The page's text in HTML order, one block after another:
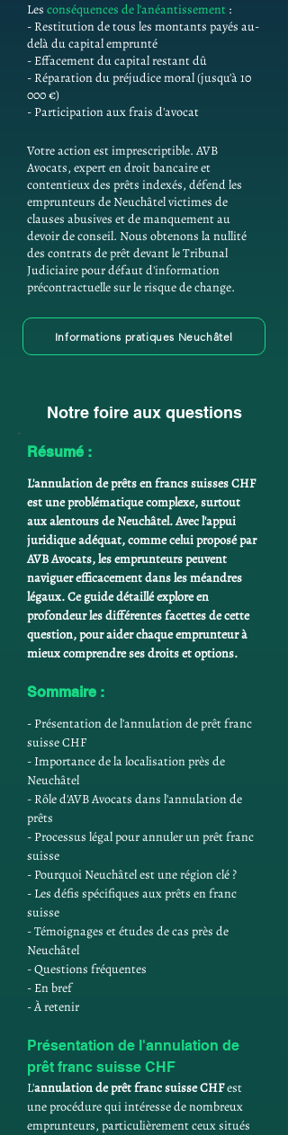
Les conséquences de l'anéantissement :
- Restitution de tous les montants payés au-
delà du capital emprunté
- Effacement du capital restant dû
- Réparation du préjudice moral (jusqu'à 10
000 €)
- Participation aux frais d'avocat
Votre action est imprescriptible. AVB
Avocats, expert en droit bancaire et
contentieux des prêts indexés, défend les
emprunteurs de Neuchâtel victimes de
clauses abusives et de manquement au
devoir de conseil. Nous obtenons la nullité
des contrats de prêt devant le Tribunal
Judiciaire pour défaut d'information
précontractuelle sur le risque de change.
Informations pratiques Neuchâtel
Notre foire aux questions
Résumé :
L'annulation de prêts en francs suisses CHF
est une problématique complexe, surtout
aux alentours de Neuchâtel.Avec l'appui
juridique adéquat, comme celui proposé par
AVB Avocats, les emprunteurs peuvent
naviguer efficacement dans les méandres
légaux.Ce guide détaillé explore en
profondeur les différentes facettes de cette
question, pour aider chaque emprunteur à
mieux comprendre ses droits et options.
Sommaire :
- Présentation de l'annulation de prêt franc
suisse CHF
- Importance de la localisation près de
Neuchâtel
- Rôle d'AVB Avocats dans l'annulation de
prêts
- Processus légal pour annuler un prêt franc
suisse
- Pourquoi Neuchâtel est une région clé ?
- Les défis spécifiques aux prêts en franc
suisse
- Témoignages et études de cas près de
Neuchâtel
- Questions fréquentes
- En bref
- À retenir
Présentation de l'annulation de
prêt franc suisse CHF
L'annulation de prêt franc suisse CHF est
une procédure qui intéresse de nombreux
emprunteurs, particulièrement ceux situés